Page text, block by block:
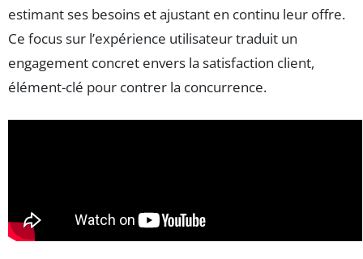
estimant ses besoins et ajustant en continu leur offre.
Ce focus sur l’expérience utilisateur traduit un
engagement concret envers la satisfaction client,
élément-clé pour contrer la concurrence.